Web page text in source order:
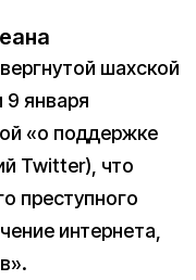
шахской
9 января
«о поддержке
Twitter), что
преступного
интернета,